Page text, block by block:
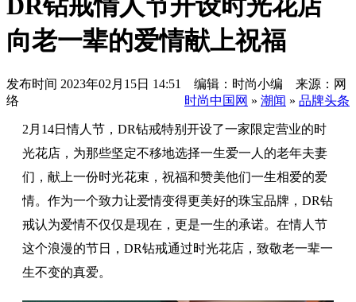
DR钻戒情人节开设时光花店
向老一辈的爱情献上祝福
发布时间 2023年02月15日 14:51 编辑：时尚小编 来源：网
络
时尚中国网 » 潮闻 » 品牌头条
2月14日情人节，DR钻戒特别开设了一家限定营业的时
光花店，为那些坚定不移地选择一生爱一人的老年夫妻
们，献上一份时光花束，祝福和赞美他们一生相爱的爱
情。作为一个致力让爱情变得更美好的珠宝品牌，DR钻
戒认为爱情不仅仅是现在，更是一生的承诺。在情人节
这个浪漫的节日，DR钻戒通过时光花店，致敬老一辈一
生不变的真爱。